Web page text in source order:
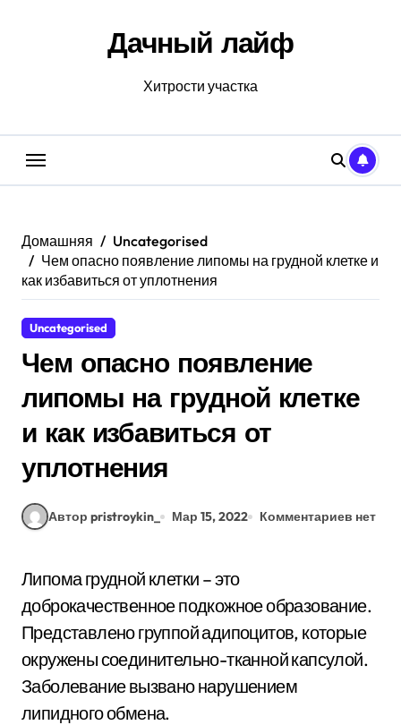
Дачный лайф
Хитрости участка
Домашняя
Uncategorised
Чем опасно появление липомы на грудной клетке и
как избавиться от уплотнения
Uncategorised
Чем опасно появление
липомы на грудной клетке
и как избавиться от
уплотнения
Автор pristroykin_ Мар 15, 2022 Комментариев нет
Липома грудной клетки – это
доброкачественное подкожное образование.
Представлено группой адипоцитов, которые
окружены соединительно-тканной капсулой.
Заболевание вызвано нарушением
липидного обмена.